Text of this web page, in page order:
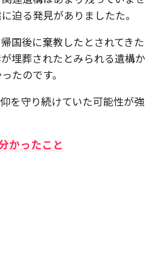
迫る発見がありましたた。
国後に棄教したとされてきた
埋葬されたとみられる遺構か
たのです。
を守り続けていた可能性が強
かったこと